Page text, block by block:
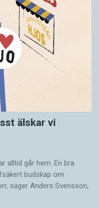
älskar vi
alltid går hem. En bra
budskap om
säger Anders Svensson,